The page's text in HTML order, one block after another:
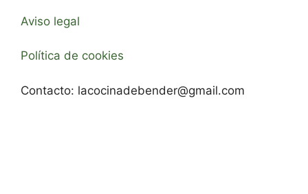
Aviso legal
Política de cookies
Contacto: lacocinadebender@gmail.com